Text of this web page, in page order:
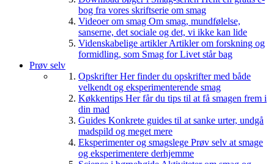
bog fra vores skriftserie om smag
Videoer om smag Om smag, mundfølelse,
sanserne, det sociale og det, vi ikke kan lide
Videnskabelige artiklerArtikler om forskning og
formidling, som Smag for Livet står bag
Prøv selv
OpskrifterHer finder du opskrifter med både
velkendt og eksperimenterende smag
Køkkentips Her får du tips til at få smagen frem i
din mad
Guides Konkrete guides til at sanke urter, undgå
madspild og meget mere
Eksperimenter og smagslege Prøv selv at smage
og eksperimentere derhjemme